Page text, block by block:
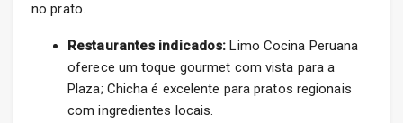
no prato.
Restaurantes indicados: Limo Cocina Peruana
oferece um toque gourmet com vista para a
Plaza; Chicha é excelente para pratos regionais
com ingredientes locais.